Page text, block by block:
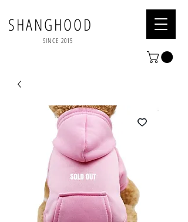
SHANGHOOD
SINCE 2015